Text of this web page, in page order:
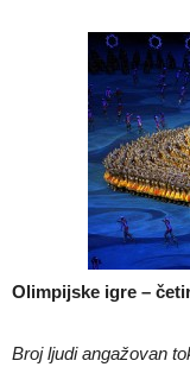
Olimpijske igre –
Broj ljudi angažovan